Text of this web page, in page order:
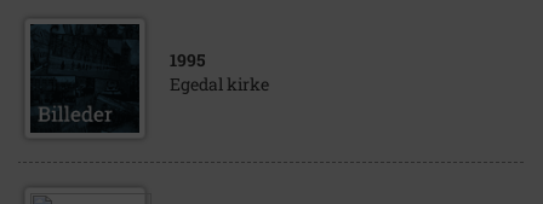
1995
Egedal kirke